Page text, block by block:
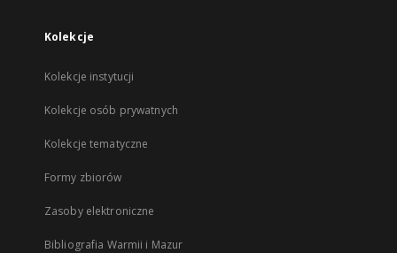
Kolekcje
Kolekcje instytucji
Kolekcje osób prywatnych
Kolekcje tematyczne
Formy zbiorów
Zasoby elektroniczne
Bibliografia Warmii i Mazur